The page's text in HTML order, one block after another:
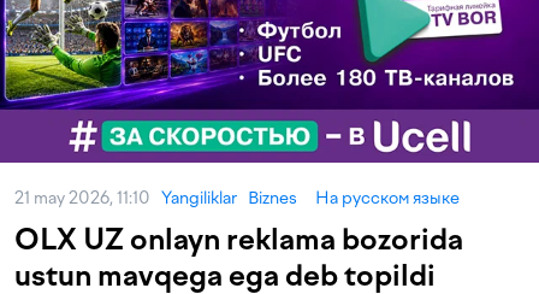
21 may 2026, 11:10 Yangiliklar Biznes На русском языке
OLX UZ onlayn reklama bozorida
ustun mavqega ega deb topildi